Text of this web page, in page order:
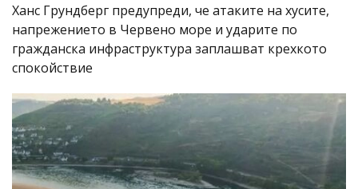
Ханс Грундберг предупреди, че атаките на хусите,
напрежението в Червено море и ударите по
гражданска инфраструктура заплашват крехкото
спокойствие